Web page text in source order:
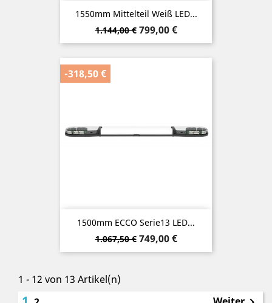
1550mm Mittelteil Weiß LED...
Verkaufspreis
1.144,00 € Preis
799,00 €
1500mm ECCO Serie13 LED...
Verkaufspreis
1.067,50 € Preis
749,00 €
-318,50 €
1 - 12 von 13 Artikel(n)